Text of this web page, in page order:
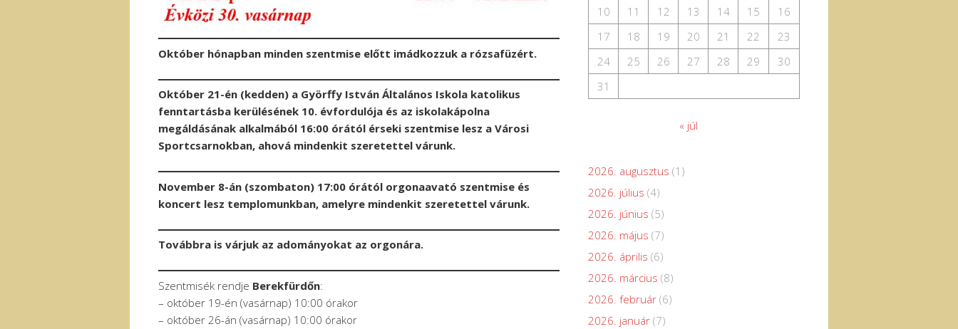
Október hónapban minden szentmise előtt imádkozzuk a rózsafüzért.
Október 21-én (kedden) a Györffy István Általános Iskola katolikus
fenntartásba kerülésének 10. évfordulója és az iskolakápolna
megáldásának alkalmából 16:00 órától érseki szentmise lesz a Városi
Sportcsarnokban, ahová mindenkit szeretettel várunk.
November 8-án (szombaton) 17:00 órától orgonaavató szentmise és
koncert lesz templomunkban, amelyre mindenkit szeretettel várunk.
Továbbra is várjuk az adományokat az orgonára.
Szentmisék rendje Berekfürdőn:
– október 19-én (vasárnap) 10:00 órakor
– október 26-án (vasárnap) 10:00 órakor
10
11 12 13 14 15
16
17
18 19 20 21 22
23
24
25 26 27 28 29
30
31
« júl
2026. augusztus (1)
2026. július (4)
2026. június (5)
2026. május (7)
2026. április (6)
2026. március (8)
2026. február (6)
2026. január (7)